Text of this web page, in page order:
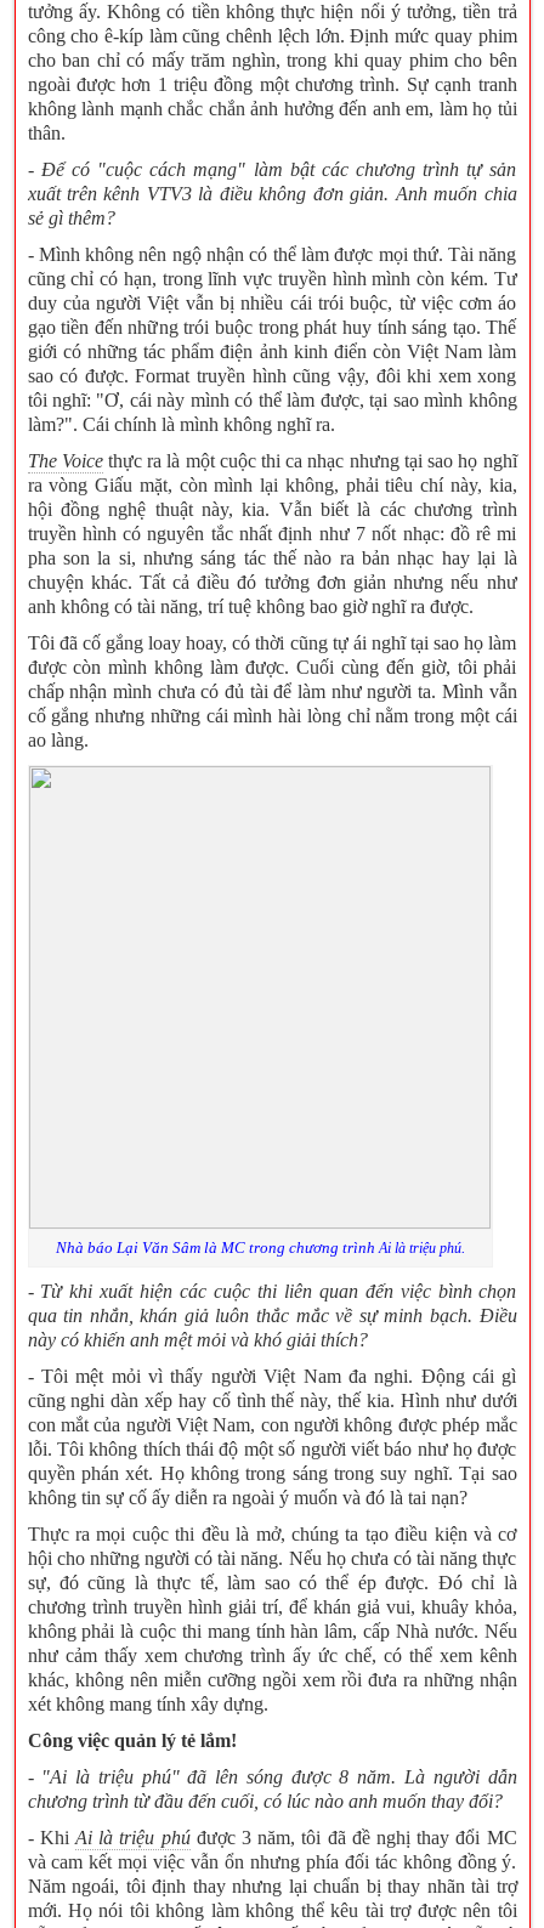
tưởng ấy. Không có tiền không thực hiện nổi ý tưởng, tiền trả
công cho ê-kíp làm cũng chênh lệch lớn. Định mức quay phim
cho ban chỉ có mấy trăm nghìn, trong khi quay phim cho bên
ngoài được hơn 1 triệu đồng một chương trình. Sự cạnh tranh
không lành mạnh chắc chắn ảnh hưởng đến anh em, làm họ tủi
thân.
- Để có "cuộc cách mạng" làm bật các chương trình tự sản
xuất trên kênh VTV3 là điều không đơn giản. Anh muốn chia
sẻ gì thêm?
- Mình không nên ngộ nhận có thể làm được mọi thứ. Tài năng
cũng chỉ có hạn, trong lĩnh vực truyền hình mình còn kém. Tư
duy của người Việt vẫn bị nhiều cái trói buộc, từ việc cơm áo
gạo tiền đến những trói buộc trong phát huy tính sáng tạo. Thế
giới có những tác phẩm điện ảnh kinh điển còn Việt Nam làm
sao có được. Format truyền hình cũng vậy, đôi khi xem xong
tôi nghĩ: "Ơ, cái này mình có thể làm được, tại sao mình không
làm?". Cái chính là mình không nghĩ ra.
The Voicethực ra là một cuộc thi ca nhạc nhưng tại sao họ nghĩ
ra vòng Giấu mặt, còn mình lại không, phải tiêu chí này, kia,
hội đồng nghệ thuật này, kia. Vẫn biết là các chương trình
truyền hình có nguyên tắc nhất định như 7 nốt nhạc: đồ rê mi
pha son la si, nhưng sáng tác thế nào ra bản nhạc hay lại là
chuyện khác. Tất cả điều đó tưởng đơn giản nhưng nếu như
anh không có tài năng, trí tuệ không bao giờ nghĩ ra được.
Tôi đã cố gắng loay hoay, có thời cũng tự ái nghĩ tại sao họ làm
được còn mình không làm được. Cuối cùng đến giờ, tôi phải
chấp nhận mình chưa có đủ tài để làm như người ta. Mình vẫn
cố gắng nhưng những cái mình hài lòng chỉ nằm trong một cái
ao làng.
Nhà báo Lại Văn Sâm là MC trong chương trìnhAi là triệu phú.
- Từ khi xuất hiện các cuộc thi liên quan đến việc bình chọn
qua tin nhắn, khán giả luôn thắc mắc về sự minh bạch. Điều
này có khiến anh mệt mỏi và khó giải thích?
- Tôi mệt mỏi vì thấy người Việt Nam đa nghi. Động cái gì
cũng nghi dàn xếp hay cố tình thế này, thế kia. Hình như dưới
con mắt của người Việt Nam, con người không được phép mắc
lỗi. Tôi không thích thái độ một số người viết báo như họ được
quyền phán xét. Họ không trong sáng trong suy nghĩ. Tại sao
không tin sự cố ấy diễn ra ngoài ý muốn và đó là tai nạn?
Thực ra mọi cuộc thi đều là mở, chúng ta tạo điều kiện và cơ
hội cho những người có tài năng. Nếu họ chưa có tài năng thực
sự, đó cũng là thực tế, làm sao có thể ép được. Đó chỉ là
chương trình truyền hình giải trí, để khán giả vui, khuây khỏa,
không phải là cuộc thi mang tính hàn lâm, cấp Nhà nước. Nếu
như cảm thấy xem chương trình ấy ức chế, có thể xem kênh
khác, không nên miễn cưỡng ngồi xem rồi đưa ra những nhận
xét không mang tính xây dựng.
Công việc quản lý tẻ lắm!
- "Ai là triệu phú" đã lên sóng được 8 năm. Là người dẫn
chương trình từ đầu đến cuối, có lúc nào anh muốn thay đổi?
- Khi Ai là triệu phúđược 3 năm, tôi đã đề nghị thay đổi MC
và cam kết mọi việc vẫn ổn nhưng phía đối tác không đồng ý.
Năm ngoái, tôi định thay nhưng lại chuẩn bị thay nhãn tài trợ
mới. Họ nói tôi không làm không thể kêu tài trợ được nên tôi